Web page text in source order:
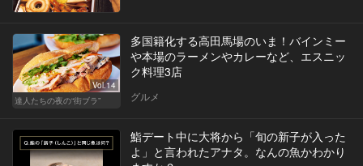
Vol.14
達人たちの夜の“街ブラ”
多国籍化する高田馬場のいま！バインミー
や本場のラーメンやカレーなど、エスニッ
ク料理3店
グルメ
鮨デート中に大将から「旬の新子が入った
よ」と言われたアナタ。なんの魚かわかり